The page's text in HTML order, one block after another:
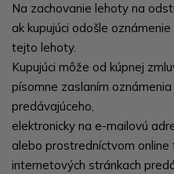
Na zachovanie lehoty na
ak kupujúci odošle
tejto lehoty.
Kupujúci môže od kúpnej
písomne zaslaním
predávajúceho,
elektronicky na e-mailovú
alebo prostredníctvom
internetových stránkach